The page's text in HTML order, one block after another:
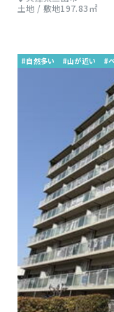
土地 / 敷地197.83㎡
#自然多い #山が近い #